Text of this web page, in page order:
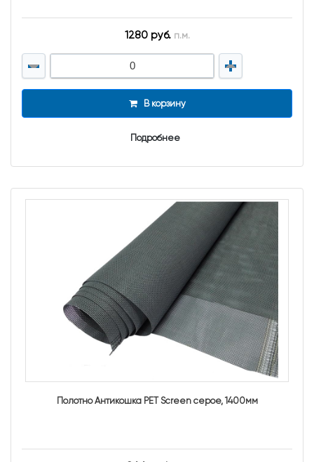
1280 руб. п.м.
В корзину
Подробнее
Полотно Антикошка PET Screen серое, 1400мм